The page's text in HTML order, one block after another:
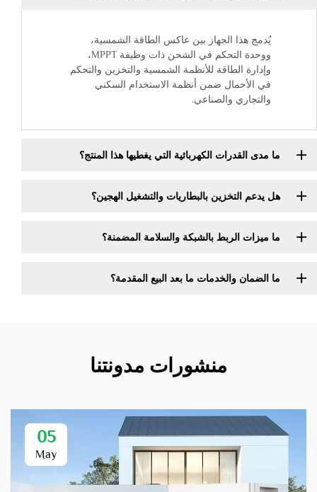
يُدمج هذا الجهاز بين عاكس الطاقة الشمسية،
ووحدة التحكم في الشحن ذات وظيفة MPPT،
وإدارة الطاقة للأنظمة الشمسية والتخزين والتحكم
في الأحمال ضمن أنظمة الاستخدام السكني
والتجاري والصناعي.
ما مدى القدرات الكهربائية التي يغطيها هذا المنتج؟
هل يدعم التخزين بالبطاريات والتشغيل الهجين؟
ما ميزات الربط بالشبكة والسلامة المضمنة؟
ما الضمان والخدمات ما بعد البيع المقدمة؟
منشورات مدونتنا
05
May